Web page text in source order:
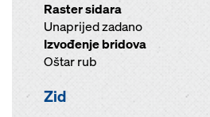
Raster sidara
Unaprijed zadano
Izvođenje bridova
Oštar rub
Zid